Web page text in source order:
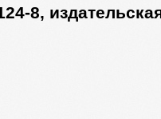
8,